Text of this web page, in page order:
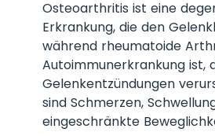
Osteoarthritis ist eine
Erkrankung, die den
während rheumatoide
Autoimmunerkrankung ist,
Gelenkentzündungen
sind Schmerzen,
eingeschränkte